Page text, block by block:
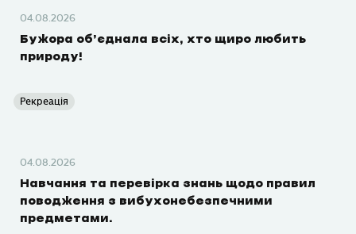
04.08.2026
Бужора об’єднала всіх, хто щиро любить
природу!
Рекреація
04.08.2026
Навчання та перевірка знань щодо правил
поводження з вибухонебезпечними
предметами.